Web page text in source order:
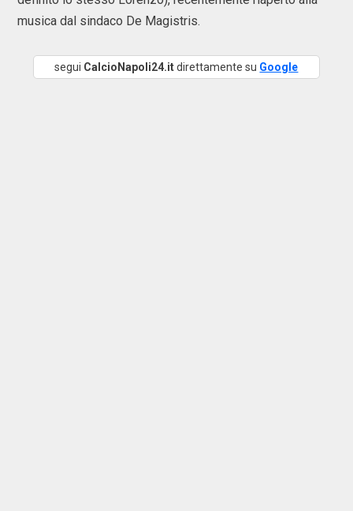
musica dal sindaco De Magistris.
segui CalcioNapoli24.itdirettamente su Google